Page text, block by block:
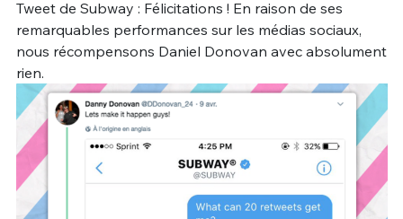
Tweet de Subway : Félicitations ! En raison de ses
remarquables performances sur les médias sociaux,
nous récompensons Daniel Donovan avec absolument
rien.